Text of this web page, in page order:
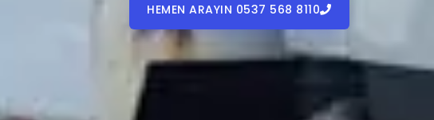
HEMEN ARAYIN 0537 568 8110